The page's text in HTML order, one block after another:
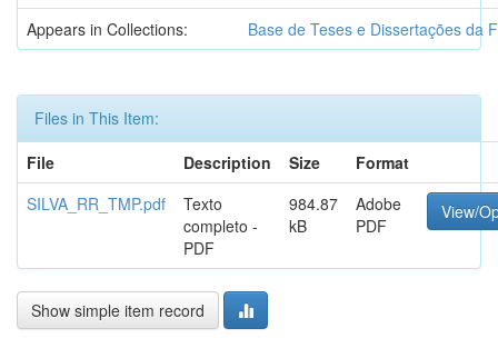
Appears in Collections:
Base de Teses e Dissertações da
Files in This Item:
File
Description Size
Format
SILVA_RR_TMP.pdf
Texto
completo -
PDF
984.87
kB
Adobe
PDF
View/
Show simple item record